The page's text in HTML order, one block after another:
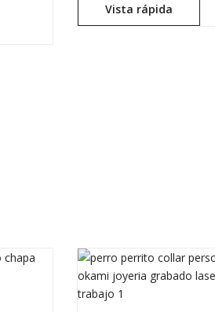
Vista rápida
,Joyeria Personalizada,
,Collares